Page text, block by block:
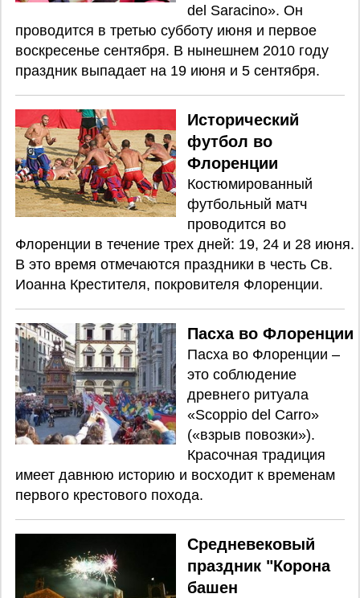
del Saracino». Он
проводится в третью субботу июня и первое
воскресенье сентября. В нынешнем 2010 году
праздник выпадает на 19 июня и 5 сентября.
Исторический
футбол во
Флоренции
Костюмированный
футбольный матч
проводится во
Флоренции в течение трех дней: 19, 24 и 28 июня.
В это время отмечаются праздники в честь Св.
Иоанна Крестителя, покровителя Флоренции.
Пасха во Флоренции
Пасха во Флоренции –
это соблюдение
древнего ритуала
«Scoppio del Carro»
(«взрыв повозки»).
Красочная традиция
имеет давнюю историю и восходит к временам
первого крестового похода.
Средневековый
праздник "Корона
башен